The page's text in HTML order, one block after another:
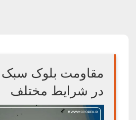
مقاومت بلوک سبک
در شرایط مختلف